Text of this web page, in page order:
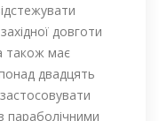
довготи
також має
двадцять
параболічними